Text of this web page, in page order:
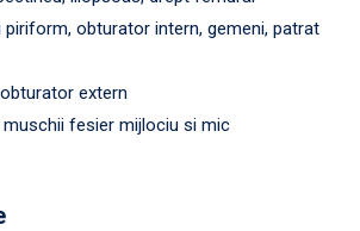
piriform, obturator intern, gemeni, patrat
extern
muschii fesier mijlociu si mic